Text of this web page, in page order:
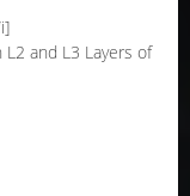
and L3 Layers of